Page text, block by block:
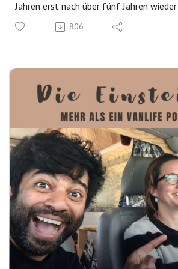
Jahren erst nach über fünf Jahren
zurückkehrten. Eine Reise, die auch ihr
stark beeinflusst, denn einfach so ins
Mehr Infos zu Bea und Helle gibt es
Dort könnt ihr auch ihr schönes Buch
Weltreise", erschienen bei National
https://www.timetoride.de/
Sie bieten zudem auch spannende
Auf Social Media findet ihr sie bei
Facebook.
Fragen, Feedbacks oder
eine Email: info@ride2xplore.com
MEHR VON UNS:
Abonniere unseren Newsletter:
Bei Instagram & Facebook nehmen wir
806